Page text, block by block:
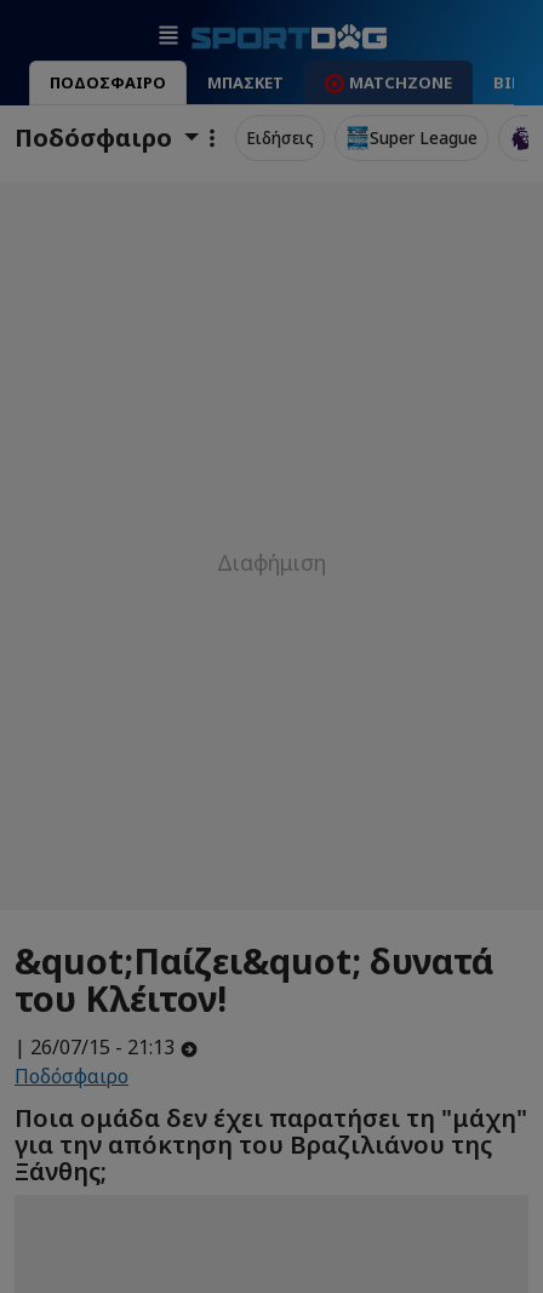
ΠΟΔΟΣΦΑΙΡΟ ΜΠΑΣΚΕΤ MATCHZONE
Ποδόσφαιρο Ειδήσεις Super League
&quot;Παίζει&quot; δυνατά
του Κλέιτον!
| 26/07/15 - 21:13
Ποδόσφαιρο
Ποια ομάδα δεν έχει παρατήσει τη "μάχη"
για την απόκτηση του Βραζιλιάνου της
Ξάνθης;